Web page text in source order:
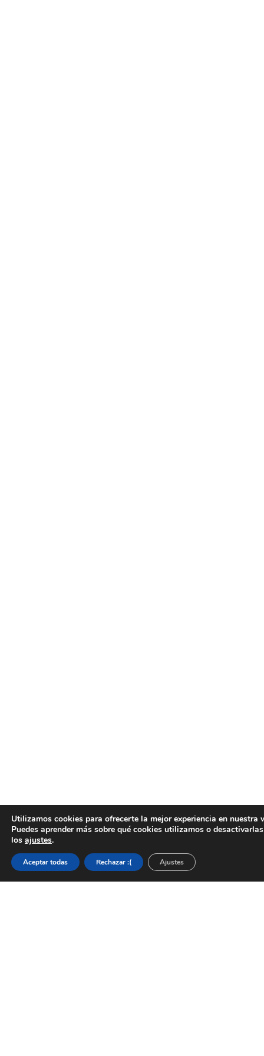
Utilizamos cookies para ofrecerte la mejor experiencia en nuestra
Puedes aprender más sobre qué cookies utilizamos o
los ajustes.
Aceptar todas Rechazar :( Ajustes